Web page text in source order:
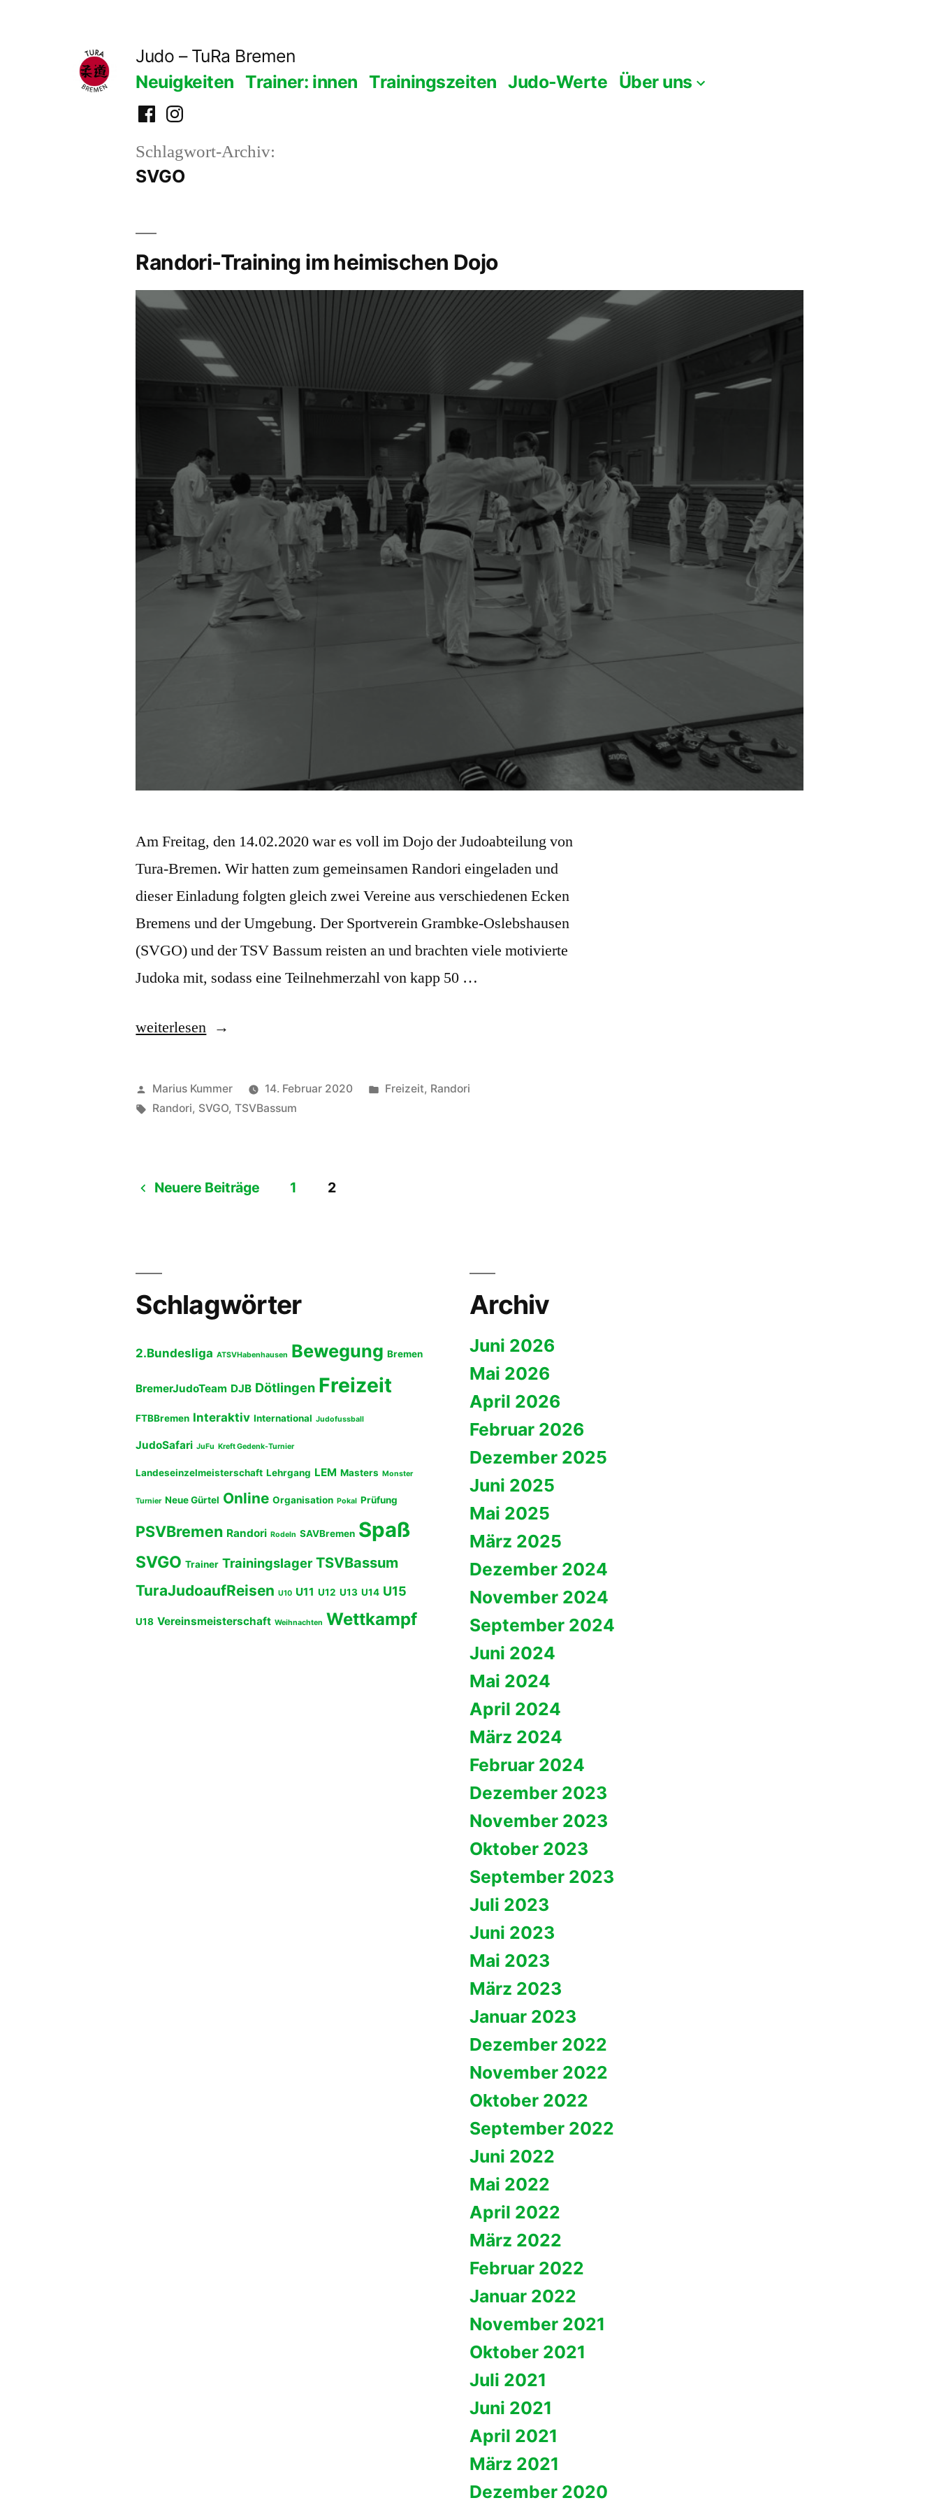
Judo – TuRa Bremen
Neuigkeiten Trainer: innen Trainingszeiten Judo-Werte Über uns
FacebookInstagram
Schlagwort-Archiv:
SVGO
Randori-Training im heimischen Dojo
Am Freitag, den 14.02.2020 war es voll im Dojo der Judoabteilung von
Tura-Bremen. Wir hatten zum gemeinsamen Randori eingeladen und
dieser Einladung folgten gleich zwei Vereine aus verschiedenen Ecken
Bremens und der Umgebung. Der Sportverein Grambke-Oslebshausen
(SVGO) und der TSV Bassum reisten an und brachten viele motivierte
Judoka mit, sodass eine Teilnehmerzahl von kapp 50 …
„Randori-
im
heimischen
weiterlesen
Veröffentlicht
von
Marius Kummer 14. Februar 2020
Veröffentlicht
Freizeit, Randori
Schlagwörter:
Randori, SVGO,TSVBassum
Neuere Beiträge 1 2
Schlagwörter
2.Bundesliga ATSVHabenhausen Bewegung Bremen
BremerJudoTeam DJB Dötlingen Freizeit
FTBBremen Interaktiv International Judofussball
JudoSafari JuFu Kreft Gedenk-Turnier
Landeseinzelmeisterschaft Lehrgang LEM Masters Monster
Turnier Neue Gürtel Online Organisation Pokal Prüfung
PSVBremen Randori Rodeln SAVBremen Spaß
SVGO Trainer Trainingslager TSVBassum
TuraJudoaufReisen U10 U11 U12 U13 U14 U15
U18 Vereinsmeisterschaft Weihnachten Wettkampf
Archiv
Juni 2026
Mai 2026
April 2026
Februar 2026
Dezember 2025
Juni 2025
Mai 2025
März 2025
Dezember 2024
November 2024
September 2024
Juni 2024
Mai 2024
April 2024
März 2024
Februar 2024
Dezember 2023
November 2023
Oktober 2023
September 2023
Juli 2023
Juni 2023
Mai 2023
März 2023
Januar 2023
Dezember 2022
November 2022
Oktober 2022
September 2022
Juni 2022
Mai 2022
April 2022
März 2022
Februar 2022
Januar 2022
November 2021
Oktober 2021
Juli 2021
Juni 2021
April 2021
März 2021
Dezember 2020